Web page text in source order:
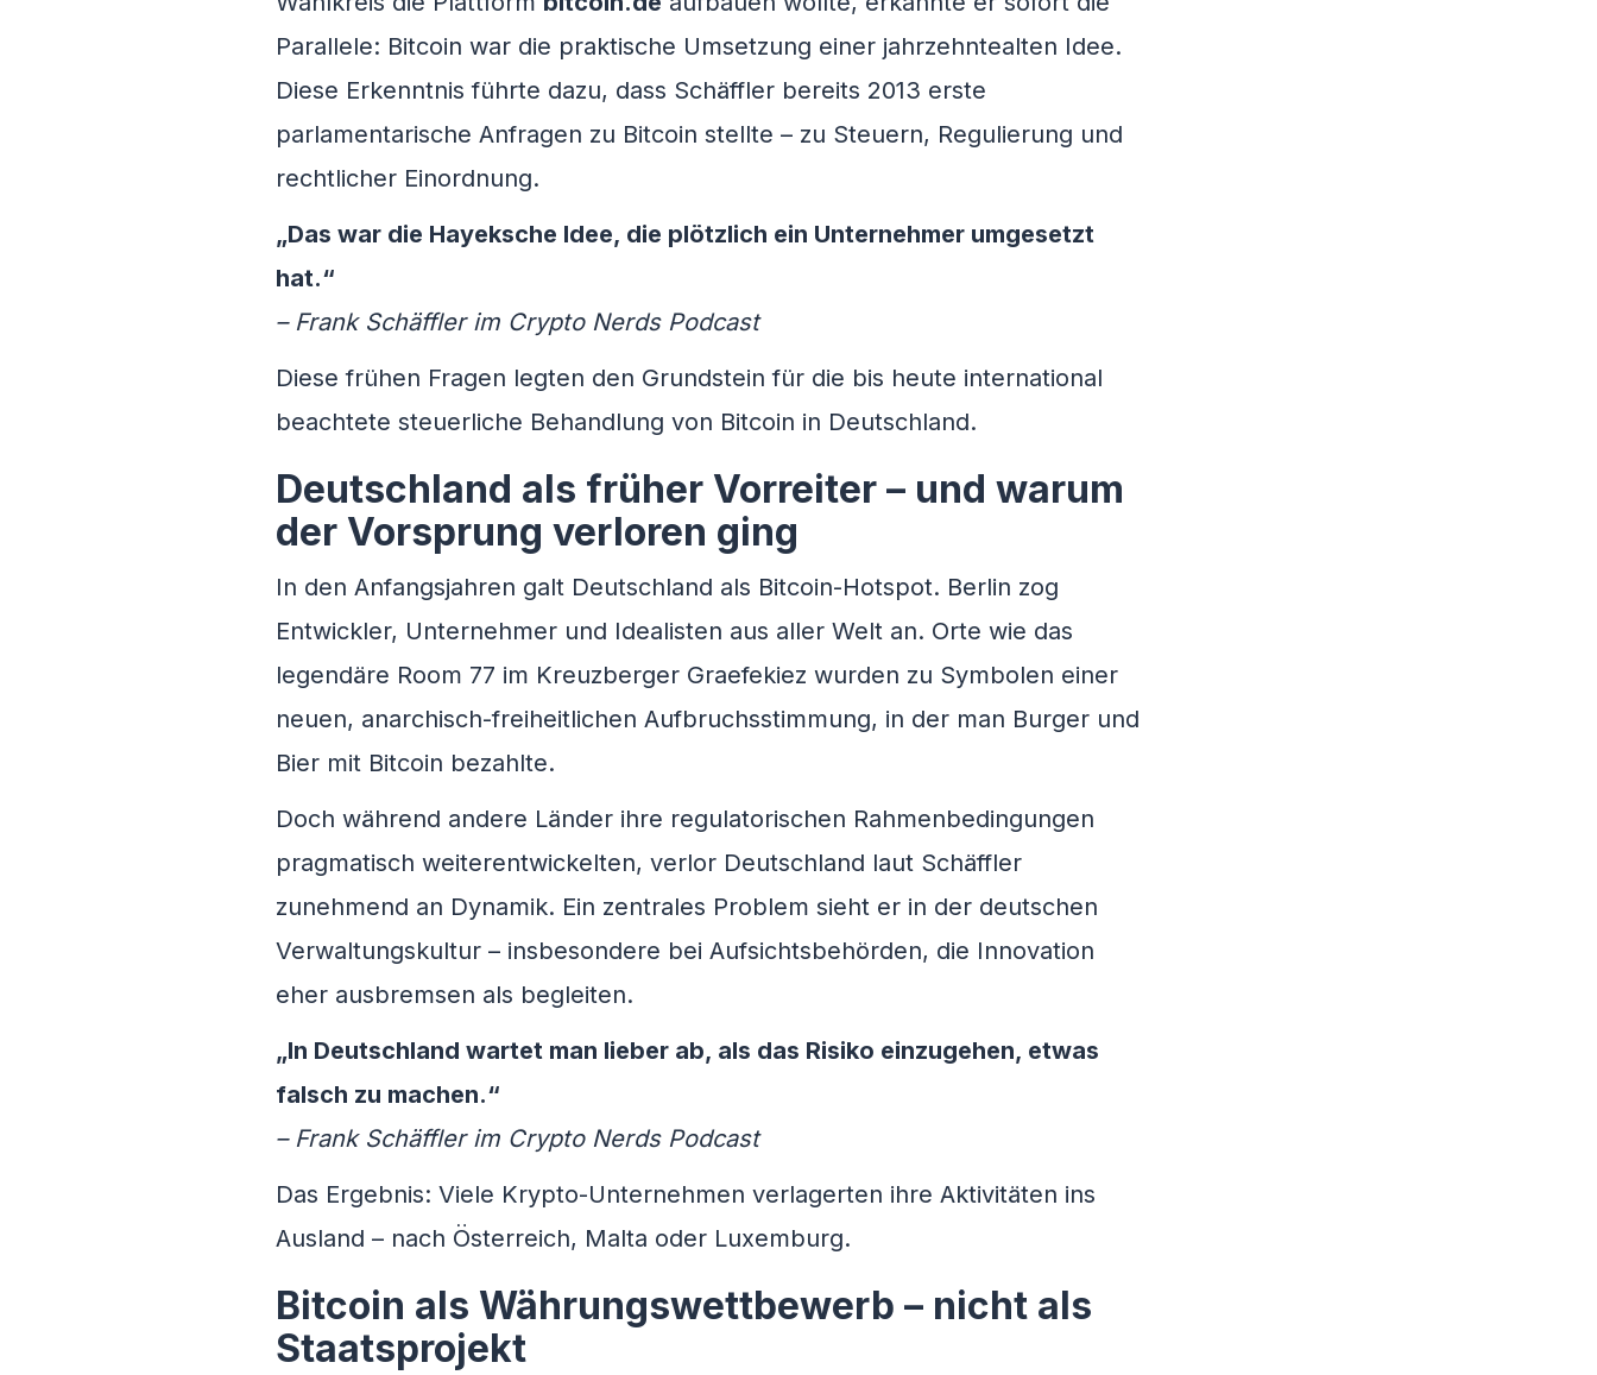
Parallele: Bitcoin war die praktische Umsetzung einer jahrzehntealten Idee.
Diese Erkenntnis führte dazu, dass Schäffler bereits 2013 erste
parlamentarische Anfragen zu Bitcoin stellte – zu Steuern, Regulierung und
rechtlicher Einordnung.
„Das war die Hayeksche Idee, die plötzlich ein Unternehmer umgesetzt
hat.“
– Frank Schäffler im Crypto Nerds Podcast
Diese frühen Fragen legten den Grundstein für die bis heute international
beachtete steuerliche Behandlung von Bitcoin in Deutschland.
Deutschland als früher Vorreiter – und warum
der Vorsprung verloren ging
In den Anfangsjahren galt Deutschland als Bitcoin-Hotspot. Berlin zog
Entwickler, Unternehmer und Idealisten aus aller Welt an. Orte wie das
legendäre Room 77 im Kreuzberger Graefekiez wurden zu Symbolen einer
neuen, anarchisch-freiheitlichen Aufbruchsstimmung, in der man Burger und
Bier mit Bitcoin bezahlte.
Doch während andere Länder ihre regulatorischen Rahmenbedingungen
pragmatisch weiterentwickelten, verlor Deutschland laut Schäffler
zunehmend an Dynamik. Ein zentrales Problem sieht er in der deutschen
Verwaltungskultur – insbesondere bei Aufsichtsbehörden, die Innovation
eher ausbremsen als begleiten.
„In Deutschland wartet man lieber ab, als das Risiko einzugehen, etwas
falsch zu machen.“
– Frank Schäffler im Crypto Nerds Podcast
Das Ergebnis: Viele Krypto-Unternehmen verlagerten ihre Aktivitäten ins
Ausland – nach Österreich, Malta oder Luxemburg.
Bitcoin als Währungswettbewerb – nicht als
Staatsprojekt